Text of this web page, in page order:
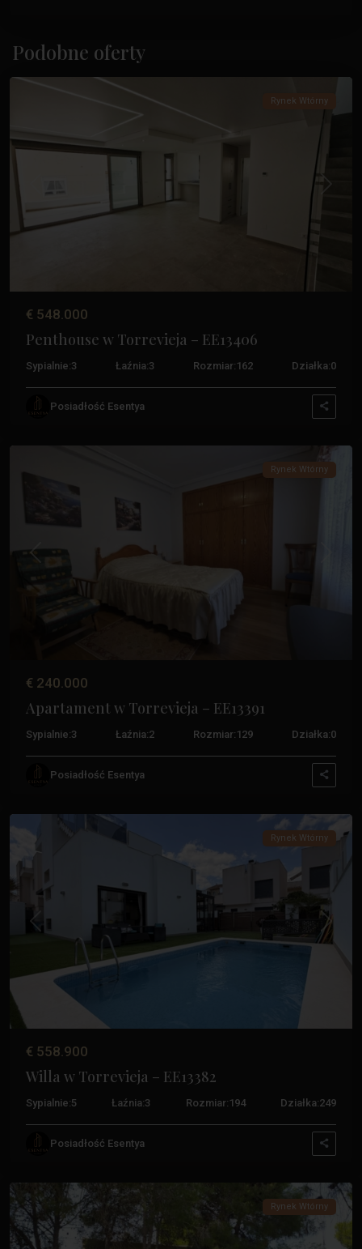
Podobne oferty
Maritimo
Torrevieja
Poprzedni
Rynek Wtórny
€ 548.000
Penthouse w Torrevieja – EE13406
Sypialnie:3 Łaźnia:3 Rozmiar: 162 Działka:0
Posiadłość Esentya
Acequion,
Rynek Wtórny
€ 240.000
Apartament w Torrevieja – EE13391
Sypialnie:3 Łaźnia:2 Rozmiar: 129 Działka:0
Posiadłość Esentya
Nuevas,
Poprzedni
Rynek Wtórny
€ 558.900
Willa w Torrevieja – EE13382
Sypialnie:5 Łaźnia:3 Rozmiar: 194 Działka:249
Posiadłość Esentya
Balkony,
Rynek Wtórny